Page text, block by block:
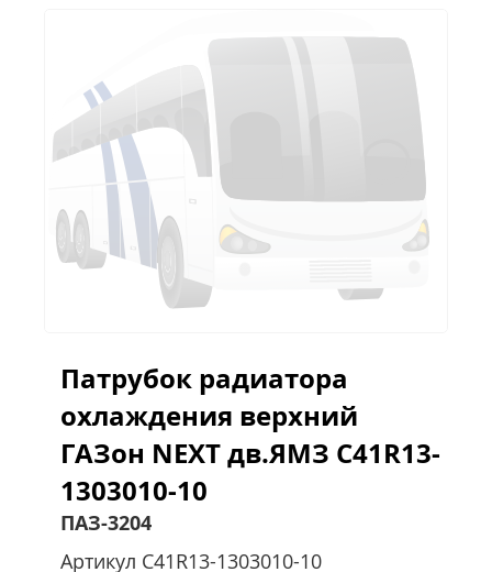
Патрубок радиатора
охлаждения верхний
ГАЗон NEXT дв.ЯМЗ C41R13-
1303010-10
ПАЗ-3204
Артикул C41R13-1303010-10